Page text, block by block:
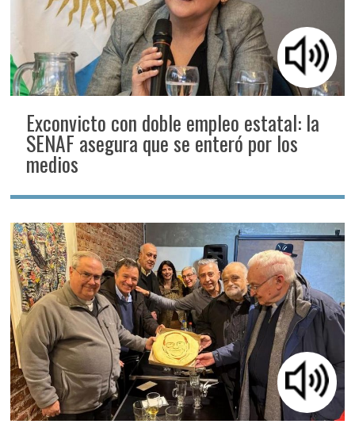
Exconvicto con doble empleo estatal: la
SENAF asegura que se enteró por los
medios